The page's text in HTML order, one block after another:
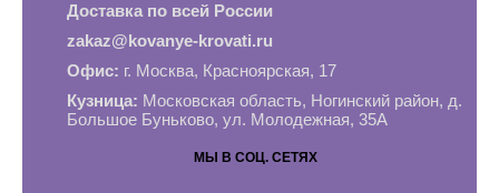
Доставка по всей России
zakaz@kovanye-krovati.ru
Офис: г. Москва, Красноярская, 17
Кузница: Московская область, Ногинский район, д.
Большое Буньково, ул. Молодежная, 35А
МЫ В СОЦ. СЕТЯХ